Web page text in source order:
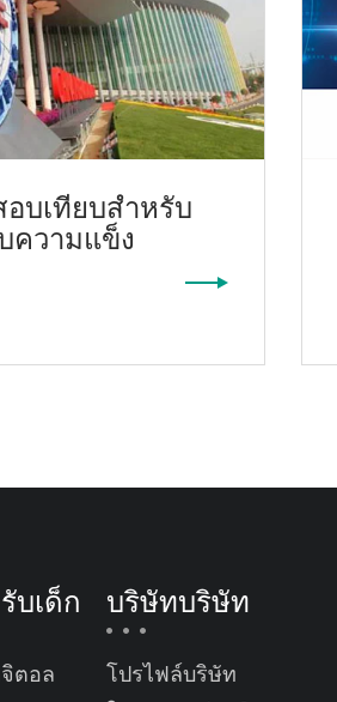
บเทียบสำหรับ
ความแข็ง
บเด็ก
ตอล
บริษัทบริษัท
โปรไฟล์บริษัท